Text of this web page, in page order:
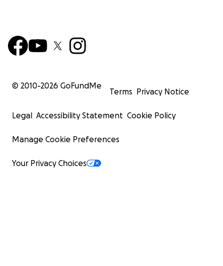
© 2010-2026 GoFundMe
Terms Privacy Notice
Legal Accessibility Statement Cookie Policy
Manage Cookie Preferences
Your Privacy Choices